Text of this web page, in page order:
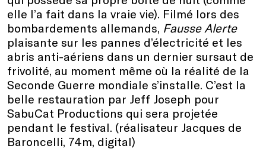
elle l’a fait dans la vraie vie). Filmé lors des
bombardements allemands, Fausse Alerte
plaisante sur les pannes d’électricité et les
abris anti-aériens dans un dernier sursaut de
frivolité, au moment même où la réalité de la
Seconde Guerre mondiale s’installe. C’est la
belle restauration par Jeff Joseph pour
SabuCat Productions qui sera projetée
pendant le festival. (réalisateur Jacques de
Baroncelli, 74m, digital)